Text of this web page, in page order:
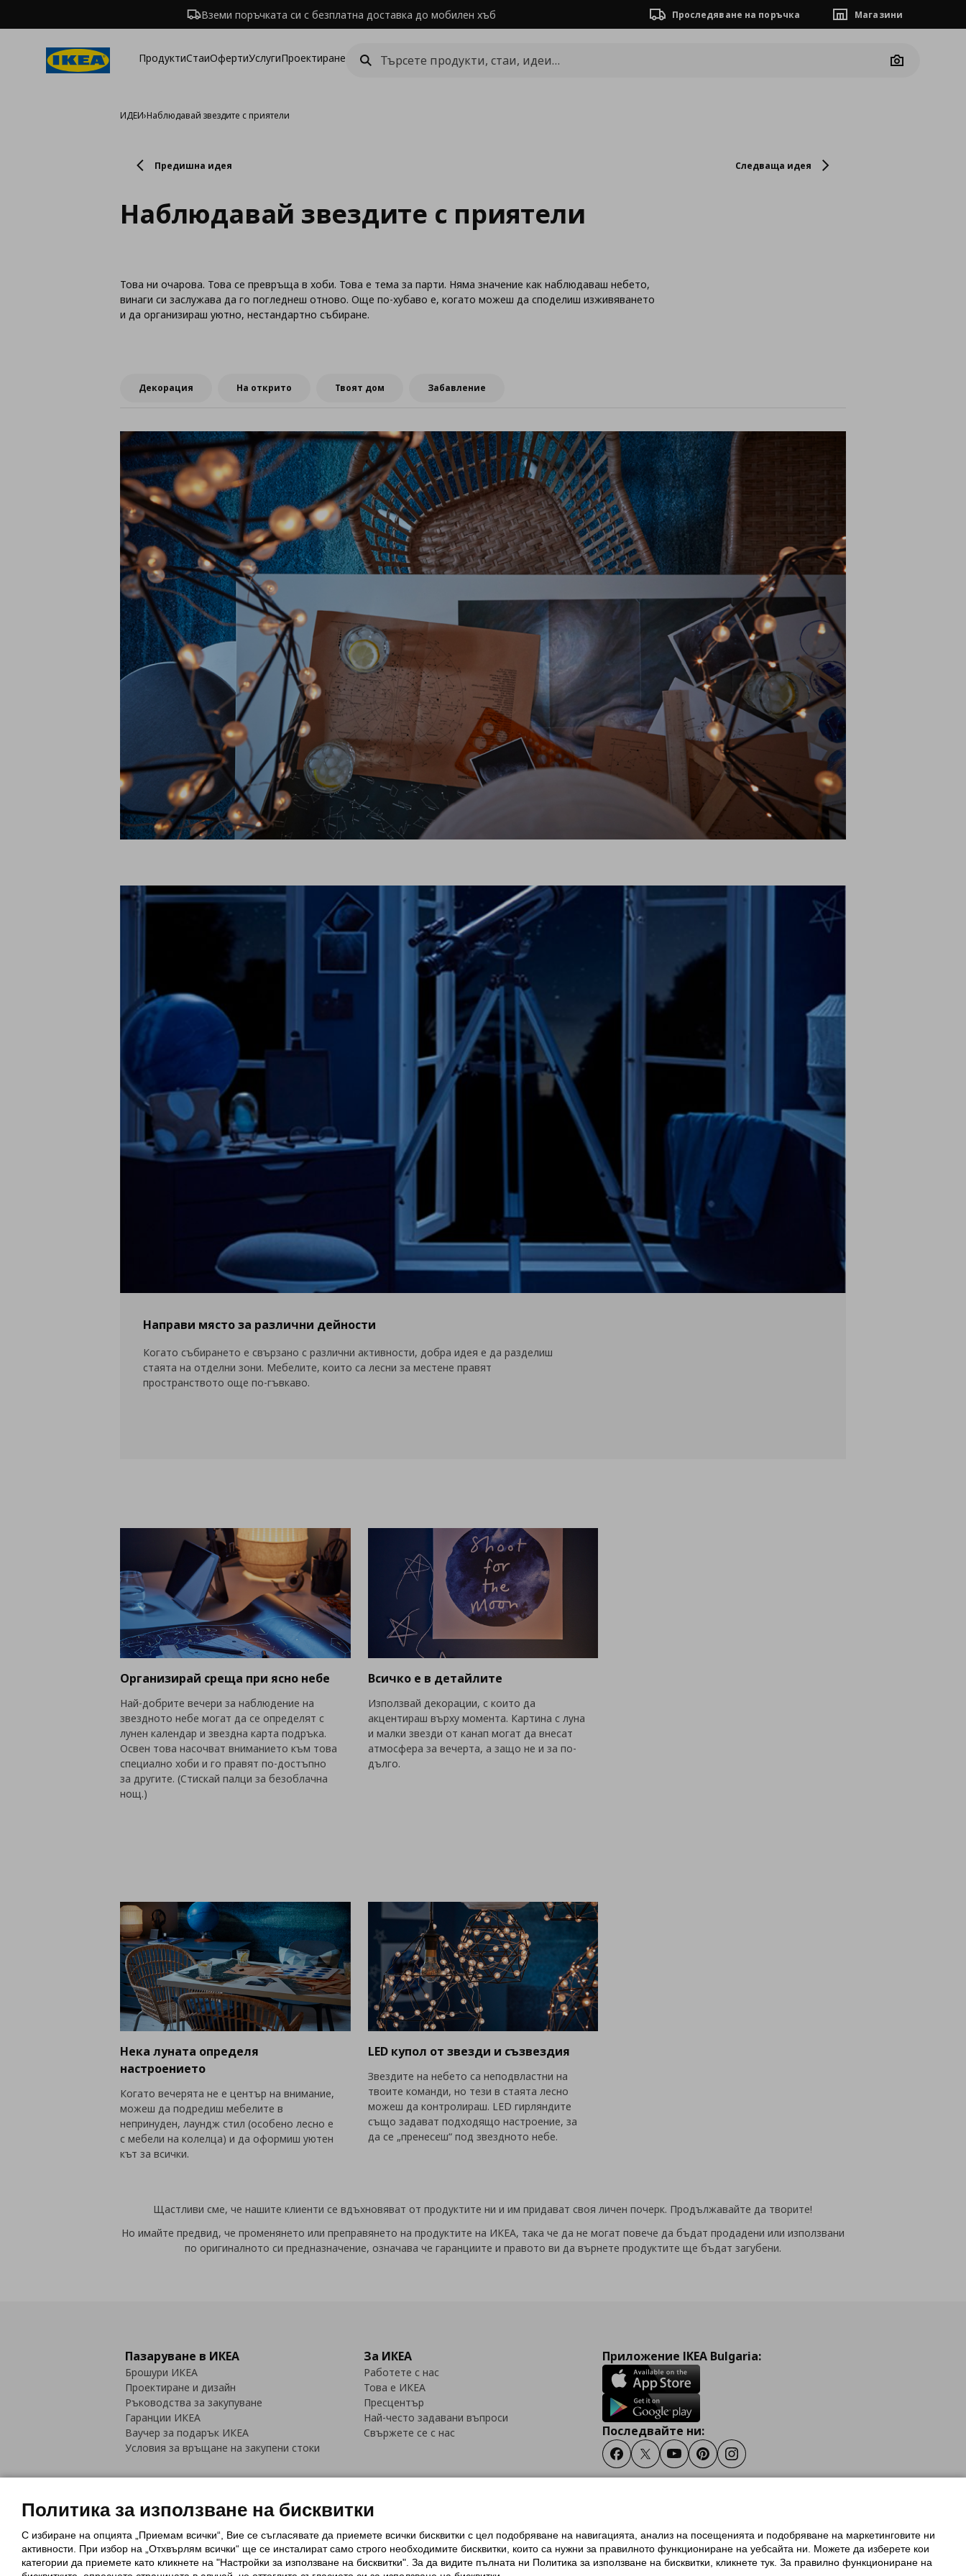
Вземи поръчката си с безплатна доставка до мобилен хъб Проследяване на поръчка Магазини
ПродуктиСтаиОфертиУслугиПроектиране
Camera
ИДЕИ›Наблюдавай звездите с приятели
Предишна идея Следваща идея
Наблюдавай звездите с приятели
Това ни очарова. Това се превръща в хоби. Това е тема за парти. Няма значение как наблюдаваш небето,
винаги си заслужава да го погледнеш отново. Още по-хубаво е, когато можеш да споделиш изживяването
и да организираш уютно, нестандартно събиране.
Декорация На открито Твоят дом Забавление
Направи място за различни дейности
Когато събирането е свързано с различни активности, добра идея е да разделиш
стаята на отделни зони. Мебелите, които са лесни за местене правят
пространството още по-гъвкаво.
Организирай среща при ясно небе
Най-добрите вечери за наблюдение на
звездното небе могат да се определят с
лунен календар и звездна карта подръка.
Освен това насочват вниманието към това
специално хоби и го правят по-достъпно
за другите. (Стискай палци за безоблачна
нощ.)
Всичко е в детайлите
Използвай декорации, с които да
акцентираш върху момента. Картина с луна
и малки звезди от канап могат да внесат
атмосфера за вечерта, а защо не и за по-
дълго.
Нека луната определя
настроението
Когато вечерята не е център на внимание,
можеш да подредиш мебелите в
непринуден, лаундж стил (особено лесно е
с мебели на колелца) и да оформиш уютен
кът за всички.
LED купол от звезди и съзвездия
Звездите на небето са неподвластни на
твоите команди, но тези в стаята лесно
можеш да контролираш. LED гирляндите
също задават подходящо настроение, за
да се „пренесеш“ под звездното небе.
Щастливи сме, че нашите клиенти се вдъхновяват от продуктите ни и им придават своя личен почерк. Продължавайте да творите!
Но имайте предвид, че променянето или преправянето на продуктите на ИКЕА, така че да не могат повече да бъдат продадени или използвани
по оригиналното си предназначение, означава че гаранциите и правото ви да върнете продуктите ще бъдат загубени.
Пазаруване в ИКЕА
Брошури ИКЕА
Проектиране и дизайн
Ръководства за закупуване
Гаранции ИКЕА
Ваучер за подарък ИКЕА
Условия за връщане на закупени стоки
За ИКЕА
Работете с нас
Това е ИКЕА
Пресцентър
Най-често задавани въпроси
Свържете се с нас
Приложение IKEA Bulgaria:
Последвайте ни:
FacebookTwitterYoutubePinterestInstagram
Политика за използване на бисквитки (Cookies)Избор на настройки за използване на бисквиткиУсловия за ползване на ikea.bg
Обща политика за личните данни
Политика за защита на личните данни на ikea.bg
Общи условия на програма IKEA Family
Политика за защита на лични данни на програма IKEA Family
Политика за използване на бисквитки
С избиране на опцията „Приемам всички“, Вие се съгласявате да приемете всички бисквитки с цел подобряване на навигацията, анализ на посещенията и подобряване на маркетинговите ни
активности. При избор на „Отхвърлям всички“ ще се инсталират само строго необходимитe бисквитки, които са нужни за правилното функциониране на уебсайта ни. Можете да изберете кои
категории да приемете като кликнете на "Настройки за използване на бисквитки". За да видите пълната ни Политика за използване на бисквитки, кликнете тук. За правилно функциониране на